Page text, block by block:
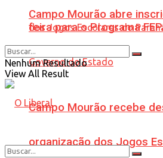
Campo Mourão recebe
organização dos Jogos
Campo Mourão abre
feira para o Programa
Nenhum Resultado
View All Result